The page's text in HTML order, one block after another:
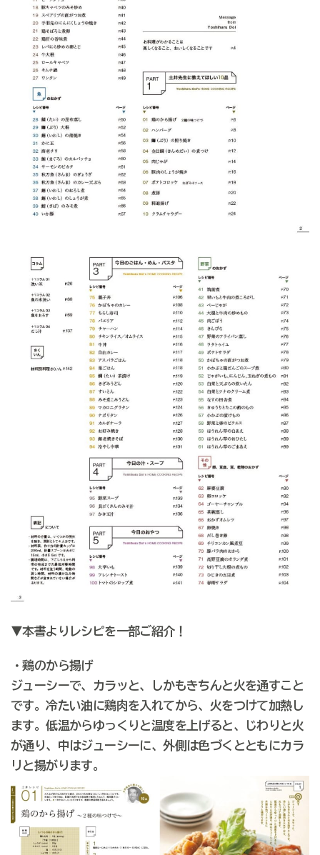
▼本書よりレシピを一部ご紹介！
・鶏のから揚げ
ジューシーで、カラッと、しかもきちんと火を通すこと
です。冷たい油に鶏肉を入れてから、火をつけて加熱し
ます。低温からゆっくりと温度を上げると、じわりと火
が通り、中はジューシーに、外側は色づくとともにカラ
リと揚がります。